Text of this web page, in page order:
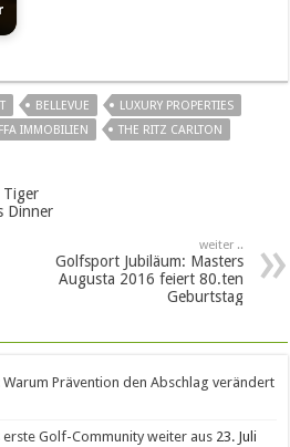
BELLEVUE
LUXURY PROPERTIES
IMMOBILIEN THE RITZ CARLTON
Tiger
Dinner
weiter ..
Golfsport Jubiläum: Masters
Augusta 2016 feiert 80.ten
Geburtstag
Prävention den Abschlag verändert
Golf-Community weiter aus 23. Juli